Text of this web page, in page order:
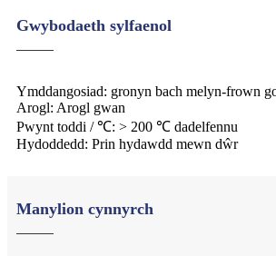
Gwybodaeth sylfaenol
Ymddangosiad: gronyn bach melyn-frown
Arogl: Arogl gwan
Pwynt toddi / ℃: > 200 ℃ dadelfennu
Hydoddedd: Prin hydawdd mewn dŵr
Manylion cynnyrch